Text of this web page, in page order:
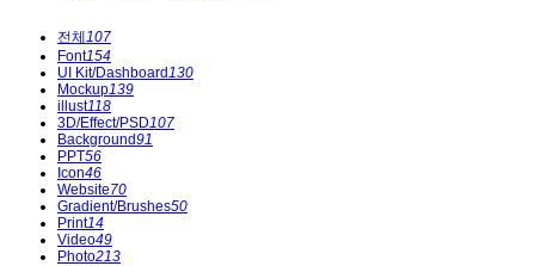
전체 107
Font154
UI Kit/Dashboard130
Mockup139
illust118
3D/Effect/PSD107
Background91
PPT56
Icon46
Website70
Gradient/Brushes50
Print14
Video49
Photo213